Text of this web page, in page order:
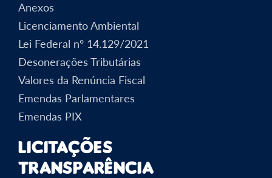
Anexos
Licenciamento Ambiental
Lei Federal nº 14.129/2021
Desonerações Tributárias
Valores da Renúncia Fiscal
Emendas Parlamentares
Emendas PIX
Licitações
Transparência